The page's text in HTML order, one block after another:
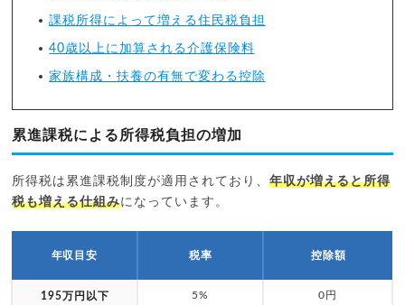
課税所得によって増える住民税負担
40歳以上に加算される介護保険料
家族構成・扶養の有無で変わる控除
累進課税による所得税負担の増加
所得税は累進課税制度が適用されており、 年収が増えると所得
税も増える仕組みになっています。
年収目安 税率 控除額
195万円以下 5% 0円